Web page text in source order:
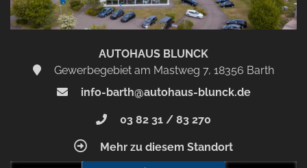
AUTOHAUS BLUNCK
Gewerbegebiet am Mastweg 7, 18356 Barth
info-barth@autohaus-blunck.de
03 82 31 / 83 270
Mehr zu diesem Standort